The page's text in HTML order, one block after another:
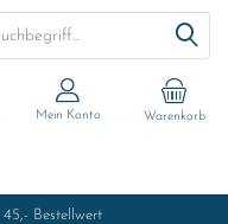
Bestellwert
Warenkorb
Mein Konto